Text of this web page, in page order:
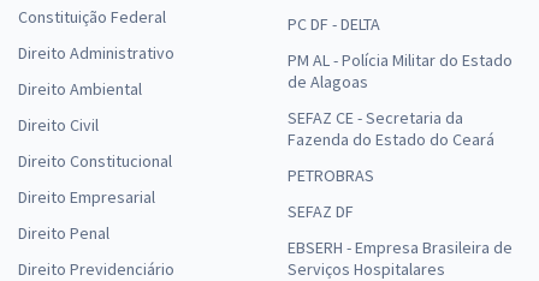
Constituição Federal
Direito Administrativo
Direito Ambiental
Direito Civil
Direito Constitucional
Direito Empresarial
Direito Penal
Direito Previdenciário
PC DF - DELTA
PM AL - Polícia Militar do Estado
de Alagoas
SEFAZ CE - Secretaria da
Fazenda do Estado do Ceará
PETROBRAS
SEFAZ DF
EBSERH - Empresa Brasileira de
Serviços Hospitalares